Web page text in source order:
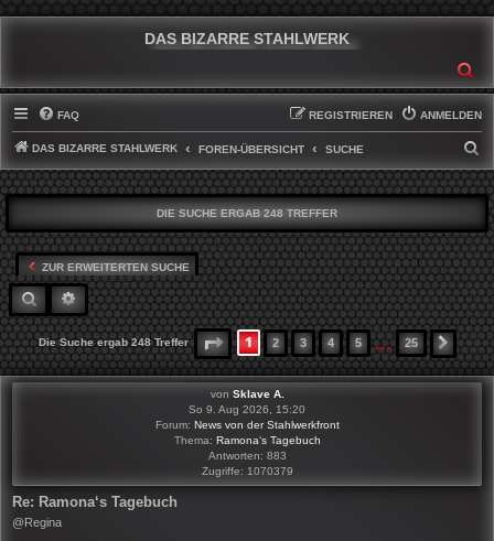
DAS BIZARRE STAHLWERK
FAQ ANMELDEN
REGISTRIEREN
DAS BIZARRE STAHLWERK FOREN-ÜBERSICHT SUCHE
U
C
H
E
DIE SUCHE ERGAB 248 TREFFER
ZUR ERWEITERTEN SUCHE
SUCHE ERWEITERTE SUCHE
Die Suche ergab 248 Treffer SEITE 1 VON25
1 2 3 4 5 … 25
von Sklave A.
So 9. Aug 2026, 15:20
Forum: News von der Stahlwerkfront
Thema: Ramona‘s Tagebuch
Antworten: 883
Zugriffe: 1070379
Re: Ramona‘s Tagebuch
@Regina